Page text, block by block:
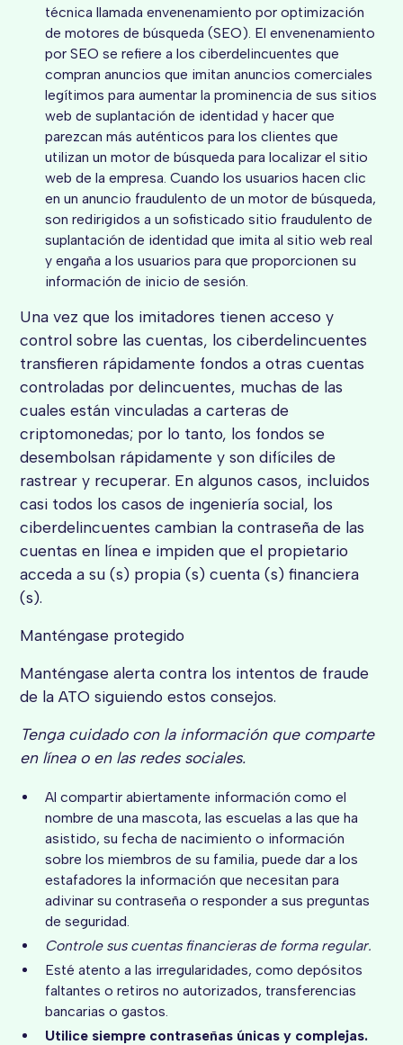
técnica llamada envenenamiento por optimización
de motores de búsqueda (SEO). El envenenamiento
por SEO se refiere a los ciberdelincuentes que
compran anuncios que imitan anuncios comerciales
legítimos para aumentar la prominencia de sus sitios
web de suplantación de identidad y hacer que
parezcan más auténticos para los clientes que
utilizan un motor de búsqueda para localizar el sitio
web de la empresa. Cuando los usuarios hacen clic
en un anuncio fraudulento de un motor de búsqueda,
son redirigidos a un sofisticado sitio fraudulento de
suplantación de identidad que imita al sitio web real
y engaña a los usuarios para que proporcionen su
información de inicio de sesión.
Una vez que los imitadores tienen acceso y
control sobre las cuentas, los ciberdelincuentes
transfieren rápidamente fondos a otras cuentas
controladas por delincuentes, muchas de las
cuales están vinculadas a carteras de
criptomonedas; por lo tanto, los fondos se
desembolsan rápidamente y son difíciles de
rastrear y recuperar. En algunos casos, incluidos
casi todos los casos de ingeniería social, los
ciberdelincuentes cambian la contraseña de las
cuentas en línea e impiden que el propietario
acceda a su (s) propia (s) cuenta (s) financiera
(s).
Manténgase protegido
Manténgase alerta contra los intentos de fraude
de la ATO siguiendo estos consejos.
Tenga cuidado con la información que comparte
en línea o en las redes sociales.
Al compartir abiertamente información como el
nombre de una mascota, las escuelas a las que ha
asistido, su fecha de nacimiento o información
sobre los miembros de su familia, puede dar a los
estafadores la información que necesitan para
adivinar su contraseña o responder a sus preguntas
de seguridad.
Controle sus cuentas financieras de forma regular.
Esté atento a las irregularidades, como depósitos
faltantes o retiros no autorizados, transferencias
bancarias o gastos.
Utilice siempre contraseñas únicas y complejas.